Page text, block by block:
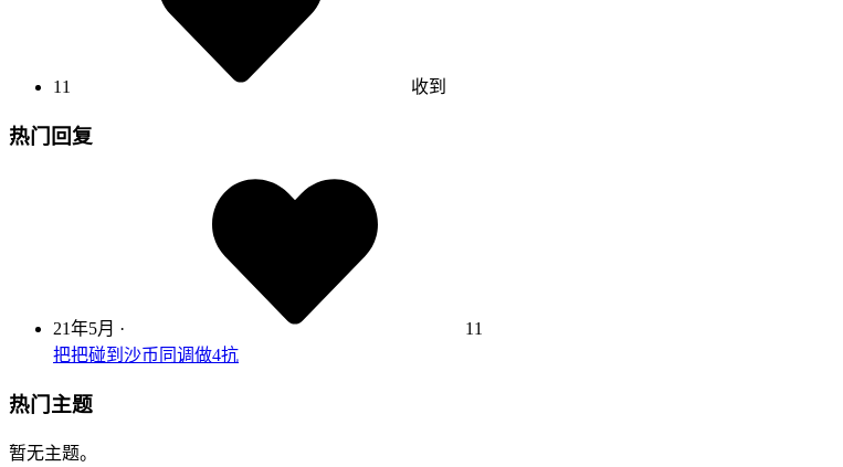
11 收到
热门回复
21年5月 ·
11
把把碰到沙币同调做4抗
热门主题
暂无主题。